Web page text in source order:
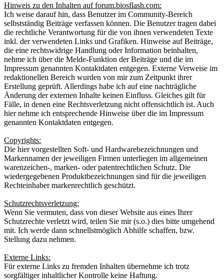
Hinweis zu den Inhalten auf forum.biosflash.com:
Ich weise darauf hin, dass Benutzer im Community-Bereich
selbstständig Beiträge verfassen können. Die Benutzer tragen dabei
die rechtliche Verantwortung für die von ihnen verwendeten Texte
inkl. der verwendeten Links und Grafiken. Hinweise auf Beiträge,
die eine rechtswidrige Handlung oder Information beinhalten,
nehme ich über die Melde-Funktion der Beiträge und die im
Impressum genannten Kontaktdaten entgegen. Externe Verweise im
redaktionellen Bereich wurden von mir zum Zeitpunkt ihrer
Erstellung geprüft. Allerdings habe ich auf eine nachträgliche
Änderung der externen Inhalte keinen Einfluss. Gleiches gilt für
Fälle, in denen eine Rechtsverletzung nicht offensichtlich ist. Auch
hier nehme ich entsprechende Hinweise über die im Impressum
genannten Kontaktdaten entgegen.
Copyrights:
Die hier vorgestellten Soft- und Hardwarebezeichnungen und
Markennamen der jeweiligen Firmen unterliegen im allgemeinen
warenzeichen-, marken- oder patentrechtlichen Schutz. Die
wiedergegebenen Produktbezeichnungen sind für die jeweiligen
Rechteinhaber markenrechtlich geschützt.
Schutzrechtsverletzung:
Wenn Sie vermuten, dass von dieser Website aus eines Ihrer
Schutzrechte verletzt wird, teilen Sie mir (s.o.) dies bitte umgehend
mit. Ich werde dann schnellstmöglich Abhilfe schaffen, bzw.
Stellung dazu nehmen.
Externe Links:
Für externe Links zu fremden Inhalten übernehme ich trotz
sorgfältiger inhaltlicher Kontrolle keine Haftung.